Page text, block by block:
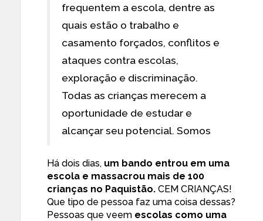
frequentem a escola, dentre as
quais estão o trabalho e
casamento forçados, conflitos e
ataques contra escolas,
exploração e discriminação.
Todas as crianças merecem a
oportunidade de estudar e
alcançar seu potencial. Somos
Há dois dias, um bando entrou em uma
escola e massacrou mais de 100
crianças no Paquistão. CEM CRIANÇAS!
Que tipo de pessoa faz uma coisa dessas?
Pessoas que veem escolas como uma